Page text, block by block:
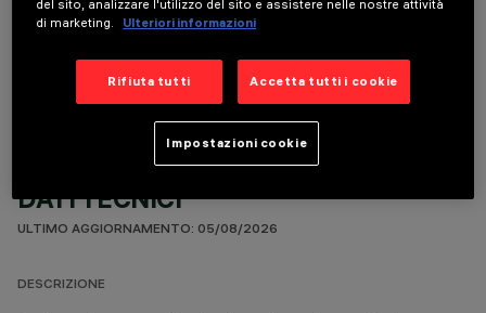
DATI TECNICI
ULTIMO AGGIORNAMENTO: 05/08/2026
DESCRIZIONE
del sito, analizzare l'utilizzo del sito e assistere nelle nostre attività
di marketing. Ulteriori informazioni
Rifiuta tutti Accetta tutti i cookie
Impostazioni cookie